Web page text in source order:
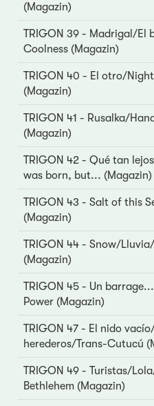
(Magazin)
TRIGON 39 - Madrigal/El
Coolness (Magazin)
TRIGON 40 - El otro/
(Magazin)
TRIGON 41 - Rusalka/
(Magazin)
TRIGON 42 - Qué tan
was born, but... (Magazin)
TRIGON 43 - Salt of this
(Magazin)
TRIGON 44 - Snow/
(Magazin)
TRIGON 45 - Un
Power (Magazin)
TRIGON 47 - El nido
herederos/Trans-Cutucú
TRIGON 49 - Turistas/
Bethlehem (Magazin)